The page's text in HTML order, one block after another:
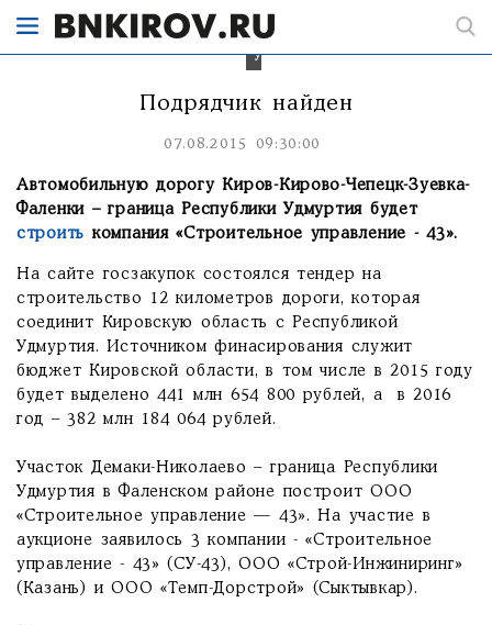
Республикой
Удмуртия.
Подрядчик найден
07.08.2015 09:30:00
Автомобильную дорогу Киров-Кирово-Чепецк-Зуевка-
Фаленки – граница Республики Удмуртия будет
строить компания «Строительное управление - 43».
На сайте госзакупок состоялся тендер на
строительство 12 километров дороги, которая
соединит Кировскую область с Республикой
Удмуртия. Источником финасирования служит
бюджет Кировской области, в том числе в 2015 году
будет выделено 441 млн 654 800 рублей, а в 2016
год – 382 млн 184 064 рублей.
Участок Демаки-Николаево – граница Республики
Удмуртия в Фаленском районе построит ООО
«Строительное управление — 43». На участие в
аукционе заявилось 3 компании - «Строительное
управление - 43» (СУ-43), ООО «Строй-Инжиниринг»
(Казань) и ООО «Темп-Дорстрой» (Сыктывкар).